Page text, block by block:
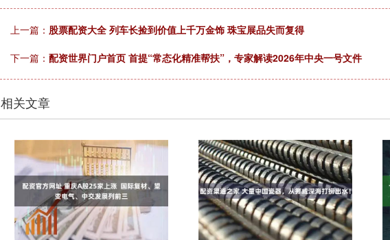
上一篇： 股票配资大全 列车长捡到价值上千万金饰 珠宝展品失而复得
下一篇： 配资世界门户首页 首提“常态化精准帮扶”，专家解读2026年中央一号文件
相关文章